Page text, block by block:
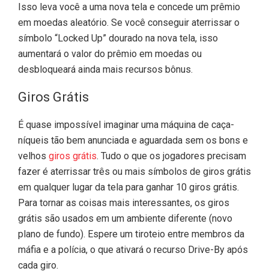
Isso leva você a uma nova tela e concede um prêmio
em moedas aleatório. Se você conseguir aterrissar o
símbolo “Locked Up” dourado na nova tela, isso
aumentará o valor do prêmio em moedas ou
desbloqueará ainda mais recursos bônus.
Giros Grátis
É quase impossível imaginar uma máquina de caça-
níqueis tão bem anunciada e aguardada sem os bons e
velhos giros grátis. Tudo o que os jogadores precisam
fazer é aterrissar três ou mais símbolos de giros grátis
em qualquer lugar da tela para ganhar 10 giros grátis.
Para tornar as coisas mais interessantes, os giros
grátis são usados em um ambiente diferente (novo
plano de fundo). Espere um tiroteio entre membros da
máfia e a polícia, o que ativará o recurso Drive-By após
cada giro.